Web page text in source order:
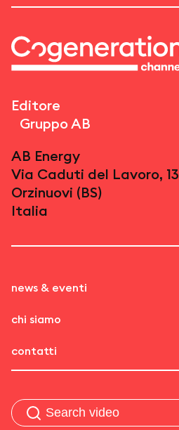
Editore
Gruppo AB
AB Energy
Via Caduti del Lavoro, 13
Orzinuovi (BS)
Italia
news & eventi
chi siamo
contatti